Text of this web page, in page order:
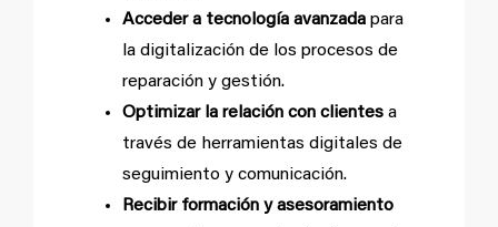
Acceder a tecnología avanzada para
la digitalización de los procesos de
reparación y gestión.
Optimizar la relación con clientes a
través de herramientas digitales de
seguimiento y comunicación.
Recibir formación y asesoramiento